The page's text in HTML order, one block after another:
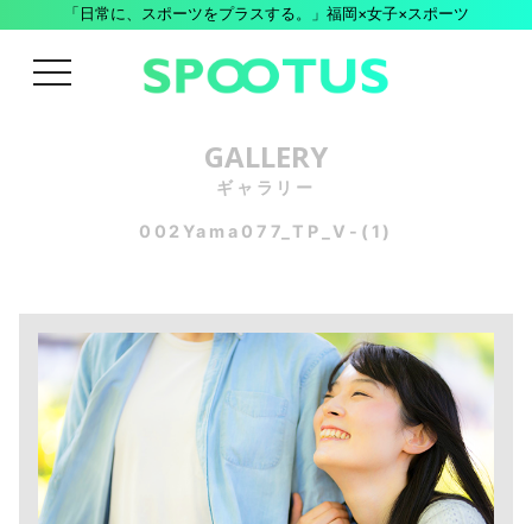
「日常に、スポーツをプラスする。」福岡×女子×スポーツ
menu
GALLERY
ギャラリー
002Yama077_TP_V-(1)